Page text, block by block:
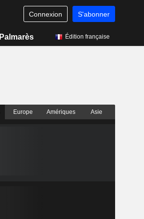
Connexion S'abonner
Palmarès Édition française
Europe Amériques Asie